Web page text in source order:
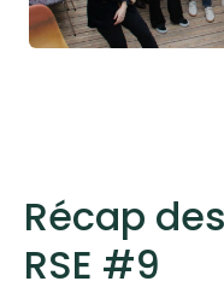
Récap
RSE #9